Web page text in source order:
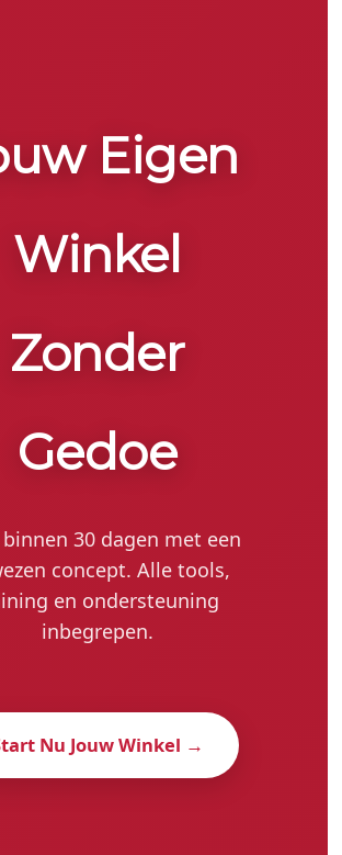
Eigen
Winkel
Zonder
Gedoe
30 dagen met een
concept. Alle tools,
en ondersteuning
inbegrepen.
Nu Jouw Winkel →